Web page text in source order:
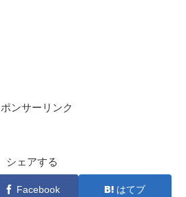
ンサーリンク
シェアする
Facebook はてブ